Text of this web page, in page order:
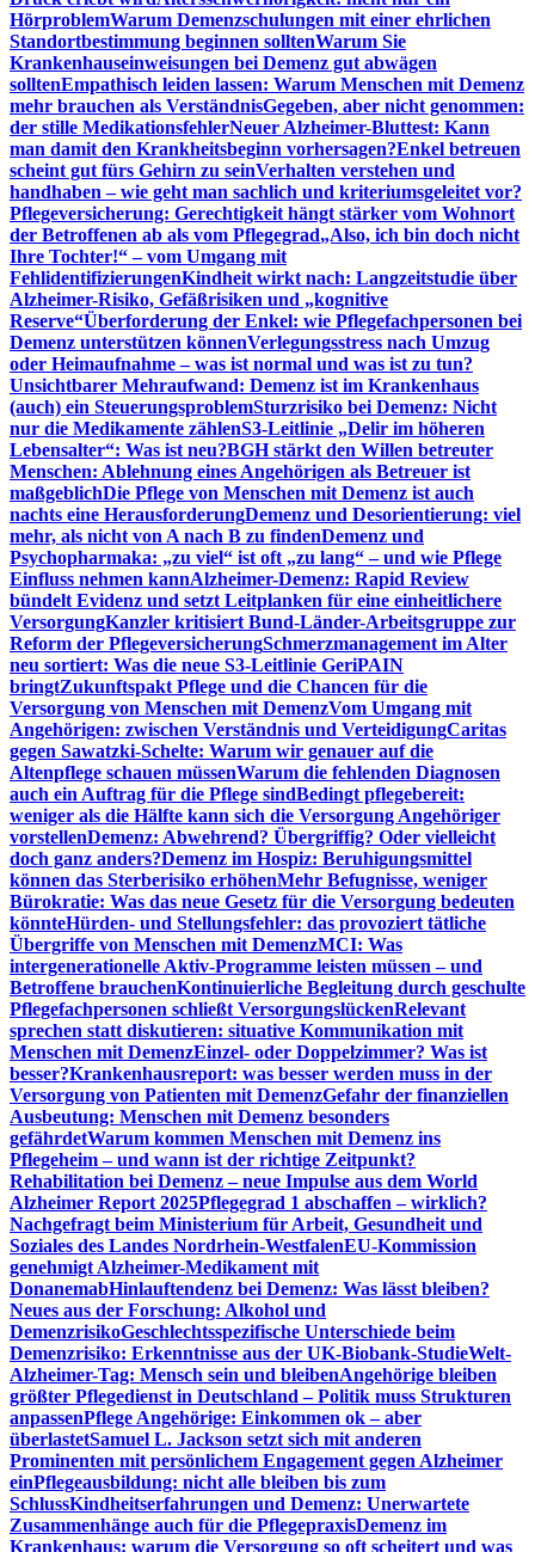
HörproblemWarum Demenzschulungen mit einer ehrlichen
Standortbestimmung beginnen solltenWarum Sie
Krankenhauseinweisungen bei Demenz gut abwägen
solltenEmpathisch leiden lassen: Warum Menschen mit Demenz
mehr brauchen als VerständnisGegeben, aber nicht genommen:
der stille MedikationsfehlerNeuer Alzheimer-Bluttest: Kann
man damit den Krankheitsbeginn vorhersagen?Enkel betreuen
scheint gut fürs Gehirn zu seinVerhalten verstehen und
handhaben – wie geht man sachlich und kriteriumsgeleitet vor?
Pflegeversicherung: Gerechtigkeit hängt stärker vom Wohnort
der Betroffenen ab als vom Pflegegrad„Also, ich bin doch nicht
Ihre Tochter!“ – vom Umgang mit
FehlidentifizierungenKindheit wirkt nach: Langzeitstudie über
Alzheimer-Risiko, Gefäßrisiken und „kognitive
Reserve“Überforderung der Enkel: wie Pflegefachpersonen bei
Demenz unterstützen könnenVerlegungsstress nach Umzug
oder Heimaufnahme – was ist normal und was ist zu tun?
Unsichtbarer Mehraufwand: Demenz ist im Krankenhaus
(auch) ein SteuerungsproblemSturzrisiko bei Demenz: Nicht
nur die Medikamente zählenS3-Leitlinie „Delir im höheren
Lebensalter“: Was ist neu?BGH stärkt den Willen betreuter
Menschen: Ablehnung eines Angehörigen als Betreuer ist
maßgeblichDie Pflege von Menschen mit Demenz ist auch
nachts eine HerausforderungDemenz und Desorientierung: viel
mehr, als nicht von A nach B zu findenDemenz und
Psychopharmaka: „zu viel“ ist oft „zu lang“ – und wie Pflege
Einfluss nehmen kannAlzheimer-Demenz: Rapid Review
bündelt Evidenz und setzt Leitplanken für eine einheitlichere
VersorgungKanzler kritisiert Bund-Länder-Arbeitsgruppe zur
Reform der PflegeversicherungSchmerzmanagement im Alter
neu sortiert: Was die neue S3-Leitlinie GeriPAIN
bringtZukunftspakt Pflege und die Chancen für die
Versorgung von Menschen mit DemenzVom Umgang mit
Angehörigen: zwischen Verständnis und VerteidigungCaritas
gegen Sawatzki-Schelte: Warum wir genauer auf die
Altenpflege schauen müssenWarum die fehlenden Diagnosen
auch ein Auftrag für die Pflege sindBedingt pflegebereit:
weniger als die Hälfte kann sich die Versorgung Angehöriger
vorstellenDemenz: Abwehrend? Übergriffig? Oder vielleicht
doch ganz anders?Demenz im Hospiz: Beruhigungsmittel
können das Sterberisiko erhöhenMehr Befugnisse, weniger
Bürokratie: Was das neue Gesetz für die Versorgung bedeuten
könnteHürden- und Stellungsfehler: das provoziert tätliche
Übergriffe von Menschen mit DemenzMCI: Was
intergenerationelle Aktiv-Programme leisten müssen – und
Betroffene brauchenKontinuierliche Begleitung durch geschulte
Pflegefachpersonen schließt VersorgungslückenRelevant
sprechen statt diskutieren: situative Kommunikation mit
Menschen mit DemenzEinzel- oder Doppelzimmer? Was ist
besser?Krankenhausreport: was besser werden muss in der
Versorgung von Patienten mit DemenzGefahr der finanziellen
Ausbeutung: Menschen mit Demenz besonders
gefährdetWarum kommen Menschen mit Demenz ins
Pflegeheim – und wann ist der richtige Zeitpunkt?
Rehabilitation bei Demenz – neue Impulse aus dem World
Alzheimer Report 2025Pflegegrad 1 abschaffen – wirklich?
Nachgefragt beim Ministerium für Arbeit, Gesundheit und
Soziales des Landes Nordrhein-WestfalenEU-Kommission
genehmigt Alzheimer-Medikament mit
DonanemabHinlauftendenz bei Demenz: Was lässt bleiben?
Neues aus der Forschung: Alkohol und
DemenzrisikoGeschlechtsspezifische Unterschiede beim
Demenzrisiko: Erkenntnisse aus der UK-Biobank-StudieWelt-
Alzheimer-Tag: Mensch sein und bleibenAngehörige bleiben
größter Pflegedienst in Deutschland – Politik muss Strukturen
anpassenPflege Angehörige: Einkommen ok – aber
überlastetSamuel L. Jackson setzt sich mit anderen
Prominenten mit persönlichem Engagement gegen Alzheimer
einPflegeausbildung: nicht alle bleiben bis zum
SchlussKindheitserfahrungen und Demenz: Unerwartete
Zusammenhänge auch für die PflegepraxisDemenz im
Krankenhaus: warum die Versorgung so oft scheitert und was